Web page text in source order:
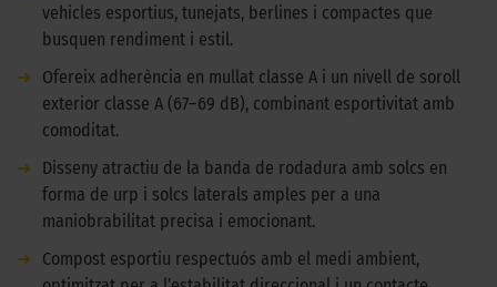
vehicles esportius, tunejats, berlines i compactes que
busquen rendiment i estil.
➜
Ofereix adherència en mullat classe A i un nivell de soroll
exterior classe A (67–69 dB), combinant esportivitat amb
comoditat.
➜
Disseny atractiu de la banda de rodadura amb solcs en
forma de urp i solcs laterals amples per a una
maniobrabilitat precisa i emocionant.
➜
Compost esportiu respectuós amb el medi ambient,